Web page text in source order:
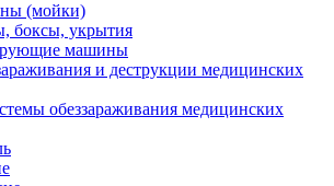
(мойки)
боксы, укрытия
машины
и деструкции медицинских
обеззараживания медицинских